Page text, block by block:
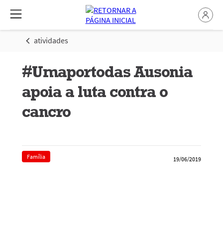
atividades
#Umaportodas Ausonia
apoia a luta contra o
cancro
Família 19/06/2019